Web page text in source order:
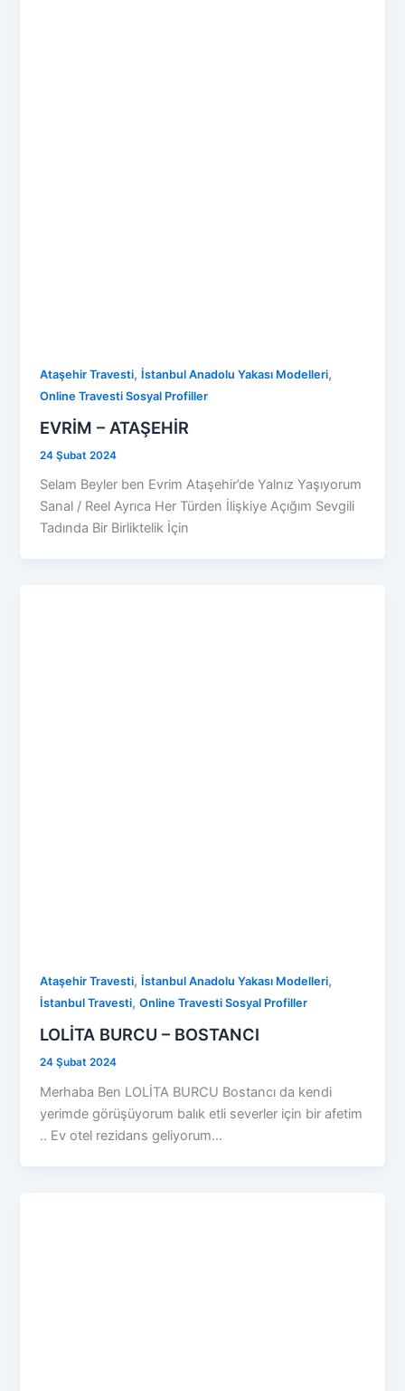
Ataşehir Travesti, İstanbul Anadolu Yakası Modelleri,
Online Travesti Sosyal Profiller
EVRİM – ATAŞEHİR
24 Şubat 2024
Selam Beyler ben Evrim Ataşehir’de Yalnız Yaşıyorum
Sanal / Reel Ayrıca Her Türden İlişkiye Açığım Sevgili
Tadında Bir Birliktelik İçin
Ataşehir Travesti, İstanbul Anadolu Yakası Modelleri,
İstanbul Travesti,Online Travesti Sosyal Profiller
LOLİTA BURCU – BOSTANCI
24 Şubat 2024
Merhaba Ben LOLİTA BURCU Bostancı da kendi
yerimde görüşüyorum balık etli severler için bir afetim
.. Ev otel rezidans geliyorum…